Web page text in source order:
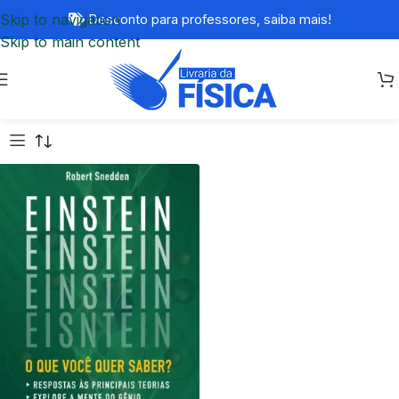
Skip to navigation
Skip to main content
Desconto para professores, saiba mais!